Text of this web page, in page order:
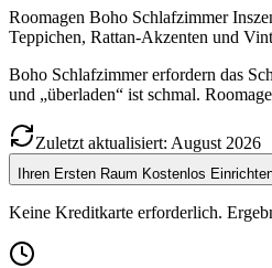
Roomagen Boho Schlafzimmer
Teppichen, Rattan-Akzenten und
Boho Schlafzimmer erfordern das
und „überladen“ ist schmal.
Zuletzt aktualisiert: August 2026
Ihren Ersten Raum Kostenlos
Keine Kreditkarte erforderlich.